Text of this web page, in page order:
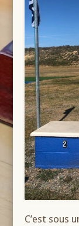
C’est sous